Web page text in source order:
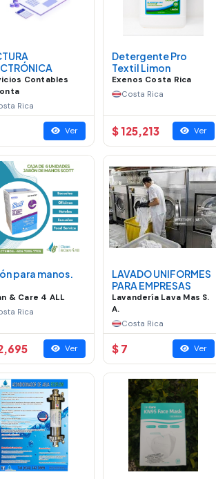
Contables
Rica
Ver
Detergente Pro
Textil Limon
Exenos Costa Rica
Costa Rica
$ 125,213 Ver
para manos.
& Care 4 ALL
Rica
Ver
LAVADO UNIFORMES
PARA EMPRESAS
Lavandería Lava Mas S.
A.
Costa Rica
$ 7 Ver